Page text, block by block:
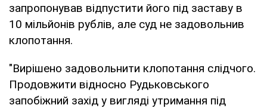
запропонував відпустити його під заставу в
10 мільйонів рублів, але суд не задовольнив
клопотання.
"Вирішено задовольнити клопотання слідчого.
Продовжити відносно Рудьковського
запобіжний захід у вигляді утримання під